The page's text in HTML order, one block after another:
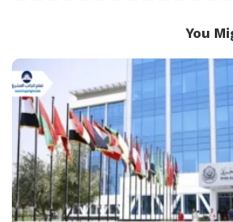
You